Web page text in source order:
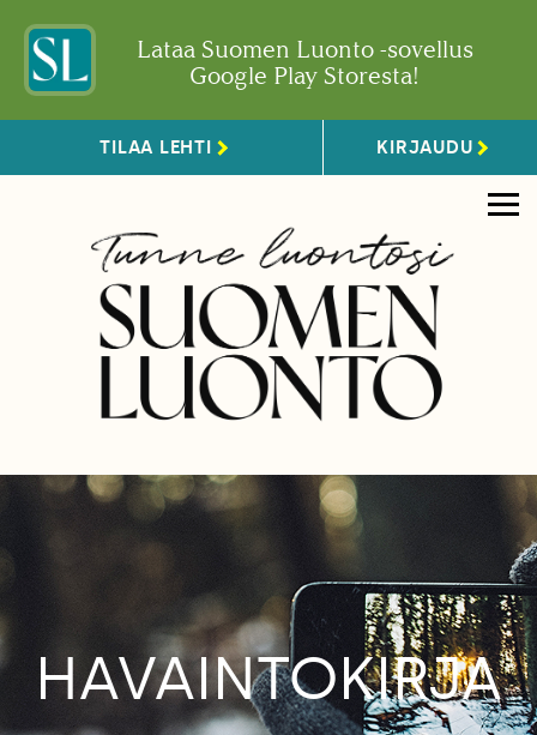
Lataa Suomen Luonto -sovellus
Google Play Storesta!
TILAA LEHTI KIRJAUDU
HAVAINTOKIRJA